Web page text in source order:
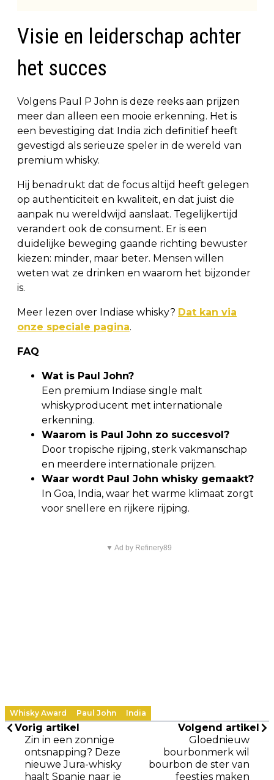
Visie en leiderschap achter
het succes
Volgens Paul P John is deze reeks aan prijzen
meer dan alleen een mooie erkenning. Het is
een bevestiging dat India zich definitief heeft
gevestigd als serieuze speler in de wereld van
premium whisky.
Hij benadrukt dat de focus altijd heeft gelegen
op authenticiteit en kwaliteit, en dat juist die
aanpak nu wereldwijd aanslaat. Tegelijkertijd
verandert ook de consument. Er is een
duidelijke beweging gaande richting bewuster
kiezen: minder, maar beter. Mensen willen
weten wat ze drinken en waarom het bijzonder
is.
Meer lezen over Indiase whisky? Dat kan via
onze speciale pagina.
FAQ
Wat is Paul John?
Een premium Indiase single malt
whiskyproducent met internationale
erkenning.
Waarom is Paul John zo succesvol?
Door tropische rijping, sterk vakmanschap
en meerdere internationale prijzen.
Waar wordt Paul John whisky gemaakt?
In Goa, India, waar het warme klimaat zorgt
voor snellere en rijkere rijping.
▼ Ad by Refinery89
Whisky Award Paul John India
Vorig artikel
Zin in een zonnige
ontsnapping? Deze
nieuwe Jura-whisky
haalt Spanje naar je
Volgend artikel
Gloednieuw
bourbonmerk wil
bourbon de ster van
feestjes maken